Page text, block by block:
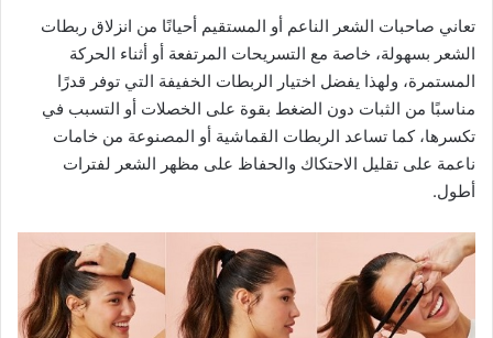
تعاني صاحبات الشعر الناعم أو المستقيم أحيانًا من انزلاق ربطات
الشعر بسهولة، خاصة مع التسريحات المرتفعة أو أثناء الحركة
المستمرة، ولهذا يفضل اختيار الربطات الخفيفة التي توفر قدرًا
مناسبًا من الثبات دون الضغط بقوة على الخصلات أو التسبب في
تكسرها، كما تساعد الربطات القماشية أو المصنوعة من خامات
ناعمة على تقليل الاحتكاك والحفاظ على مظهر الشعر لفترات
أطول.